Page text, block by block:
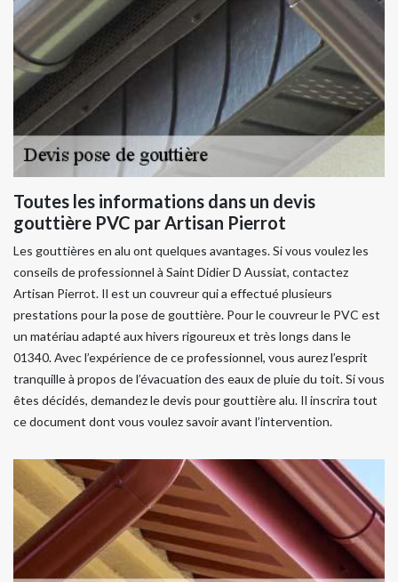
Toutes les informations dans un devis
gouttière PVC par Artisan Pierrot
Les gouttières en alu ont quelques avantages. Si vous voulez les
conseils de professionnel à Saint Didier D Aussiat, contactez
Artisan Pierrot. Il est un couvreur qui a effectué plusieurs
prestations pour la pose de gouttière. Pour le couvreur le PVC est
un matériau adapté aux hivers rigoureux et très longs dans le
01340. Avec l’expérience de ce professionnel, vous aurez l’esprit
tranquille à propos de l’évacuation des eaux de pluie du toit. Si vous
êtes décidés, demandez le devis pour gouttière alu. Il inscrira tout
ce document dont vous voulez savoir avant l’intervention.